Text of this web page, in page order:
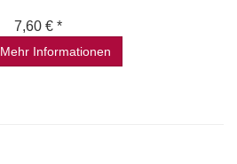
7,60 € *
Mehr Informationen